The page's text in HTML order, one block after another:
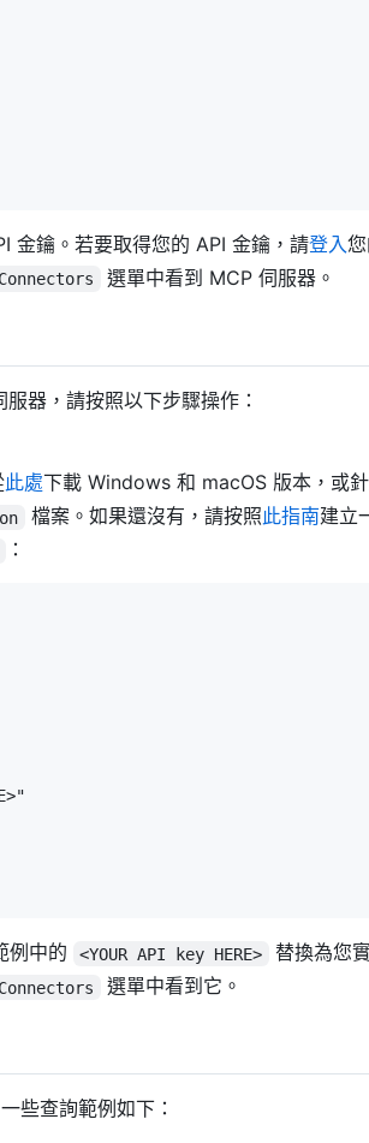
金鑰。若要取得您的 API 金鑰，請登入
Connectors 選單中看到 MCP 伺服器。
器，請按照以下步驟操作：
此處下載 Windows 和 macOS 版本，或
檔案。如果還沒有，請按照此指南建立
：
例中的 <YOUR API key HERE>
替換為您
Connectors 選單中看到它。
些查詢範例如下：